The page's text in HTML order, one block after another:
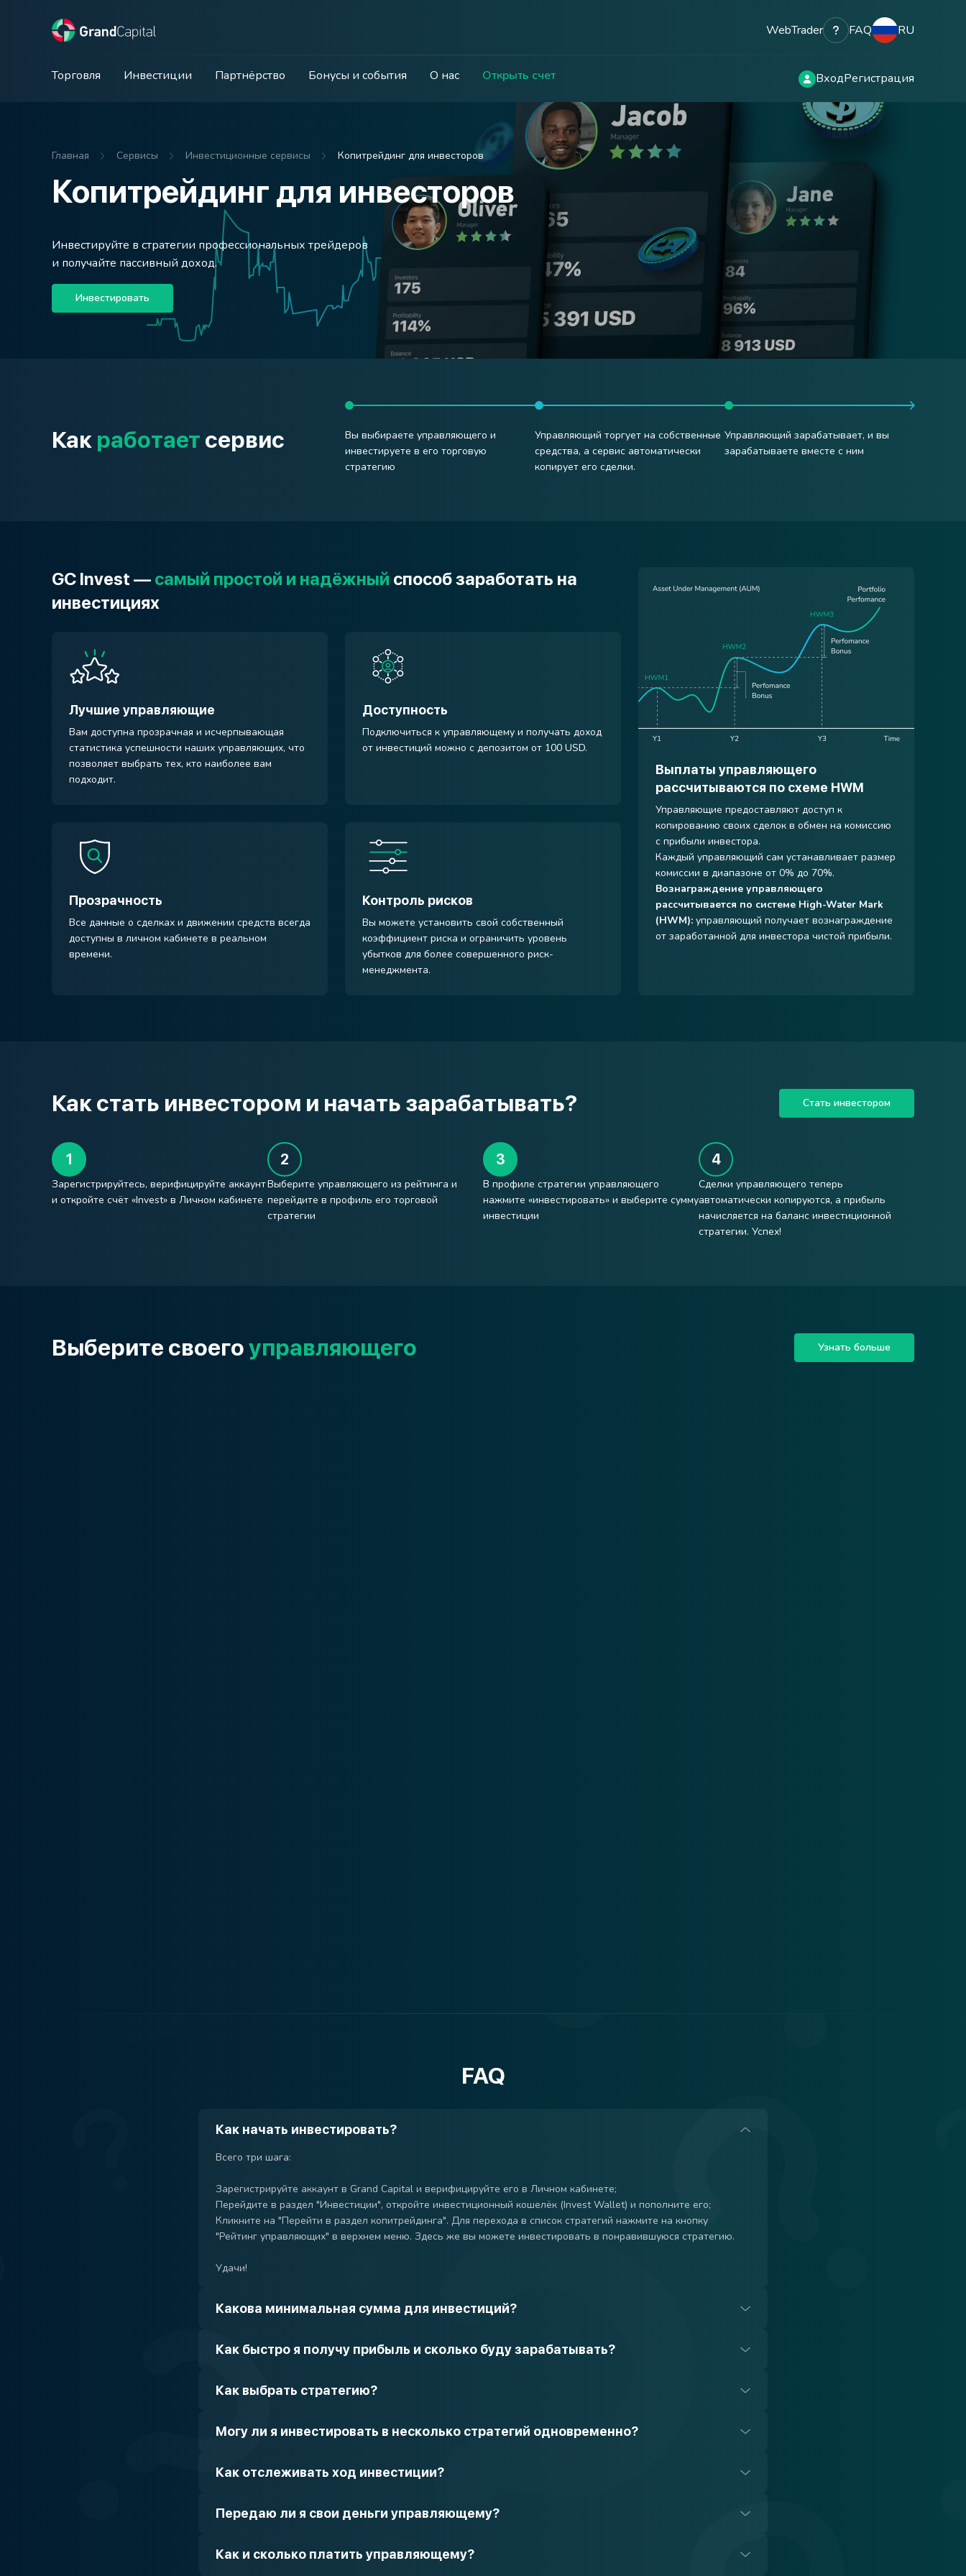
WebTrader FAQ RU
Торговля Инвестиции Партнёрство Бонусы и события О нас Открыть счет ВходРегистрация
Главная Сервисы Инвестиционные сервисы Копитрейдинг для инвесторов
Копитрейдинг для инвесторов
Инвестируйте в стратегии профессиональных трейдеров
и получайте пассивный доход.
Инвестировать
Как работает сервис
Вы выбираете управляющего и
инвестируете в его торговую
стратегию
Управляющий торгует на собственные
средства, а сервис автоматически
копирует его сделки.
Управляющий зарабатывает, и вы
зарабатываете вместе с ним
GC Invest — самый простой и надёжный способ заработать на
инвестициях
Выплаты управляющего
рассчитываются по схеме HWM
Управляющие предоставляют доступ к
копированию своих сделок в обмен на комиссию
с прибыли инвестора.
Каждый управляющий сам устанавливает размер
комиссии в диапазоне от 0% до 70%.
Вознаграждение управляющего
рассчитывается по системе High-Water Mark
(HWM): управляющий получает вознаграждение
от заработанной для инвестора чистой прибыли.
Лучшие управляющие
Вам доступна прозрачная и исчерпывающая
статистика успешности наших управляющих, что
позволяет выбрать тех, кто наиболее вам
подходит.
Доступность
Подключиться к управляющему и получать доход
от инвестиций можно с депозитом от 100 USD.
Прозрачность
Все данные о сделках и движении средств всегда
доступны в личном кабинете в реальном
времени.
Контроль рисков
Вы можете установить свой собственный
коэффициент риска и ограничить уровень
убытков для более совершенного риск-
менеджмента.
Как стать инвестором и начать зарабатывать? Стать инвестором
Зарегистрируйтесь, верифицируйте аккаунт
и откройте счёт «Invest» в Личном кабинете
Выберите управляющего из рейтинга и
перейдите в профиль его торговой
стратегии
В профиле стратегии управляющего
нажмите «инвестировать» и выберите сумму
инвестиции
Сделки управляющего теперь
автоматически копируются, а прибыль
начисляется на баланс инвестиционной
стратегии. Успех!
Выберите своегоуправляющего Узнать больше
FAQ
Как начать инвестировать?
Всего три шага:
Зарегистрируйте аккаунт в Grand Capital и верифицируйте его в Личном кабинете;
Перейдите в раздел "Инвестиции", откройте инвестиционный кошелёк (Invest Wallet) и пополните его;
Кликните на "Перейти в раздел копитрейдинга". Для перехода в список стратегий нажмите на кнопку
"Рейтинг управляющих" в верхнем меню. Здесь же вы можете инвестировать в понравившуюся стратегию.
Удачи!
Какова минимальная сумма для инвестиций?
Как быстро я получу прибыль и сколько буду зарабатывать?
Как выбрать стратегию?
Могу ли я инвестировать в несколько стратегий одновременно?
Как отслеживать ход инвестиции?
Передаю ли я свои деньги управляющему?
Как и сколько платить управляющему?